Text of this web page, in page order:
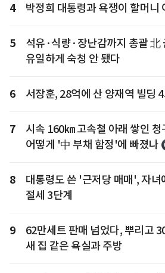
4 박정희 대통령과 욕쟁이 할머니
5
석유·식량·장난감까지 총괄 北
유일하게 숙청 안 됐다
6 서장훈, 28억에 산 양재역 빌딩
7
시속 160㎞ 고속철 아래 쌓인
어떻게 '中 부채 함정'에 빠졌나
8
대통령도 쓴 '근저당 매매', 자녀
절세 3단계
9
62만세트 판매 넘었다, 뿌리고
새 집 같은 욕실과 주방